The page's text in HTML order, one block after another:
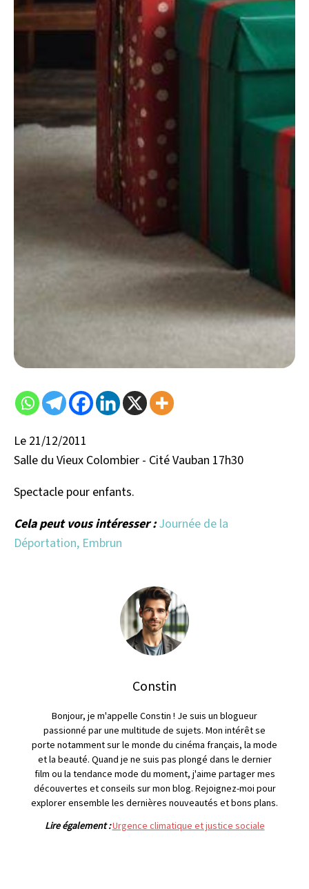
Le 21/12/2011
Salle du Vieux Colombier - Cité Vauban 17h30
Spectacle pour enfants.
Cela peut vous intéresser :Journée de la
Déportation, Embrun
Constin
Bonjour, je m'appelle Constin ! Je suis un blogueur
passionné par une multitude de sujets. Mon intérêt se
porte notamment sur le monde du cinéma français, la mode
et la beauté. Quand je ne suis pas plongé dans le dernier
film ou la tendance mode du moment, j'aime partager mes
découvertes et conseils sur mon blog. Rejoignez-moi pour
explorer ensemble les dernières nouveautés et bons plans.
Lire également :Urgence climatique et justice sociale